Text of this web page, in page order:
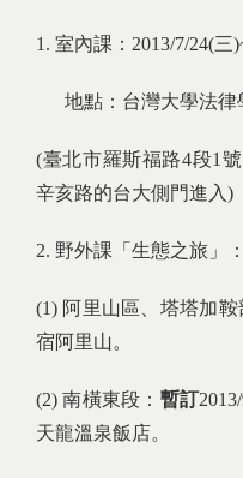
1. 室內課：2013/7/24(三
地點：台灣大學法律
(臺北市羅斯福路4段1
辛亥路的台大側門進入)
2. 野外課「生態之旅」：
(1) 阿里山區、塔塔加鞍
宿阿里山。
(2) 南橫東段： 暫訂
天龍溫泉飯店。